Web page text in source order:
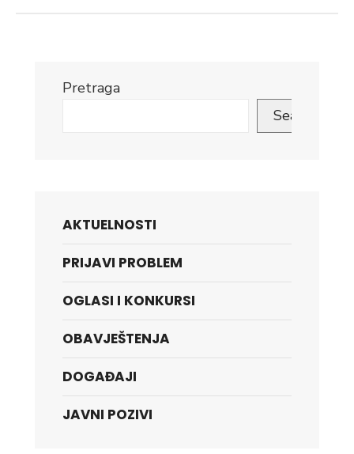
Pretraga
Search
AKTUELNOSTI
PRIJAVI PROBLEM
OGLASI I KONKURSI
OBAVJEŠTENJA
DOGAĐAJI
JAVNI POZIVI